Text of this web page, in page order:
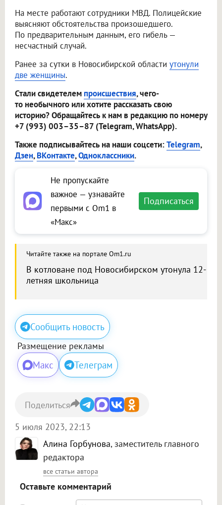
На месте работают сотрудники МВД. Полицейские
выясняют обстоятельства произошедшего.
По предварительным данным, его гибель —
несчастный случай.
Ранее за сутки в Новосибирской области утонули
две женщины.
Стали свидетелем происшествия, чего-
то необычного или хотите рассказать свою
историю? Обращайтесь к нам в редакцию по номеру
+7 (993) 003–35–87 (Telegram, WhatsApp).
Также подписывайтесь на наши соцсети:Telegram,
Дзен,ВКонтакте,Одноклассники.
Не пропускайте
важное — узнавайте
первыми с Om1 в
«Макс»
Подписаться
Читайте также на портале Om1.ru
В котловане под Новосибирском утонула 12-
летняя школьница
Сообщить новость
Размещение рекламы
Макс Телеграм
Алина Горбунова, заместитель главного
редактора
все статьи автора
5 июля 2023, 22:13
Поделиться
Оставьте комментарий